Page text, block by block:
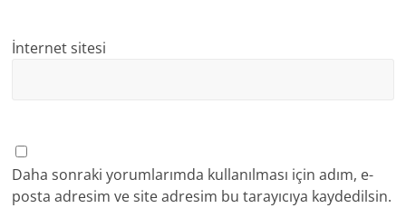
İnternet sitesi
Daha sonraki yorumlarımda kullanılması için adım, e-
posta adresim ve site adresim bu tarayıcıya kaydedilsin.